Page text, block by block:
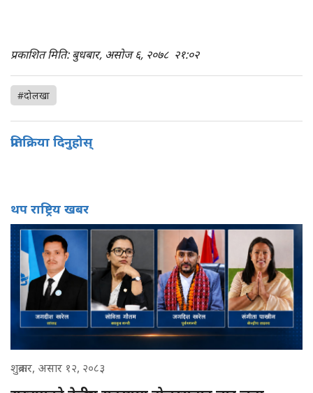
प्रकाशित मिति: बुधबार, असोज ६, २०७८ २१:०२
#दोलखा
प्रतिक्रिया दिनुहोस्
थप राष्ट्रिय खबर
शुक्रबार, असार १२, २०८३